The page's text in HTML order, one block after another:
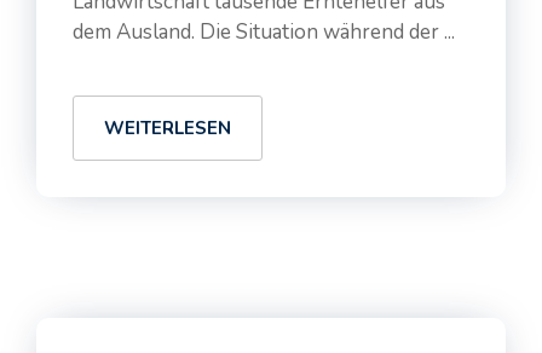
dem Ausland. Die Situation während der ...
WEITERLESEN